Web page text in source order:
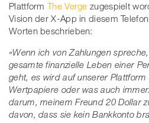
Plattform The Verge zugespielt
Vision der X-App in diesem
Worten beschrieben:
«Wenn ich von Zahlungen
gesamte finanzielle Leben einer
geht, es wird auf unserer
Wertpapiere oder was auch
darum, meinem Freund 20 Dollar
davon, dass sie kein Bankkonto